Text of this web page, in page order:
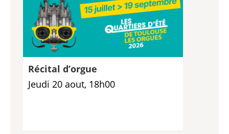
Récital d’orgue
Jeudi 20 aout, 18h00